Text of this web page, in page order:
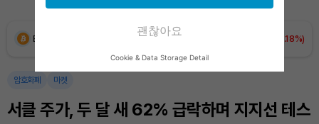
Bitcoin (BTC) (+0.18%)
Ethereum (ETH) ₩2,700,606(+1.41%)
Tether USDt (USDT) ₩ 1,421(-0.02%)
암호화폐 마켓
서클 주가, 두 달 새 62% 급락하며 지지선 테스
괜찮아요
Cookie & Data Storage Detail